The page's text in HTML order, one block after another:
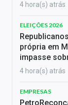
4 hora(s) atrás
ELEIÇÕES 2026
própria em
impasse
4 hora(s) atrás
EMPRESAS